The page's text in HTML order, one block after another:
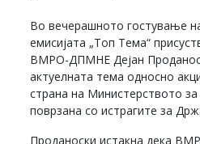
Во вечерашното гостување
емисијата „Топ Тема“
ВМРО-ДПМНЕ Дејан
актуелната тема односно
страна на Министерството
поврзана со истрагите за
Проданоски истакна дека